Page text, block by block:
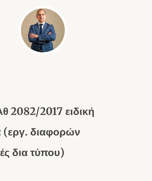
2082/2017 ειδική
(εργ. διαφορών
δια τύπου)